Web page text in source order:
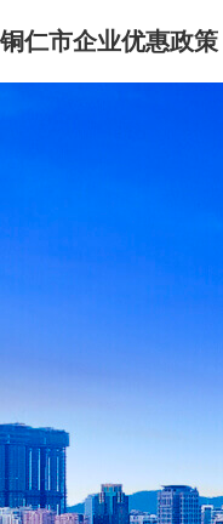
铜仁市企业优惠政策